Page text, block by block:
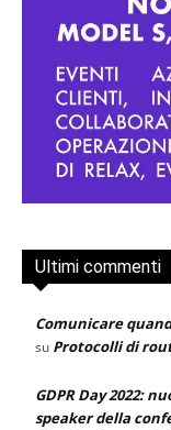
Ultimi commenti
Comunicare
su Protocolli di
GDPR Day 2022:
speaker della